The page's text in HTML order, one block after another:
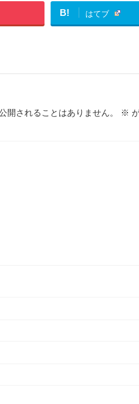
B! はてブ
開されることはありません。 ※